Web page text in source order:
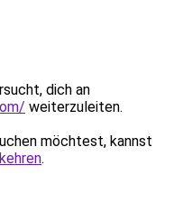
dich an
weiterzuleiten.
möchtest, kannst
.